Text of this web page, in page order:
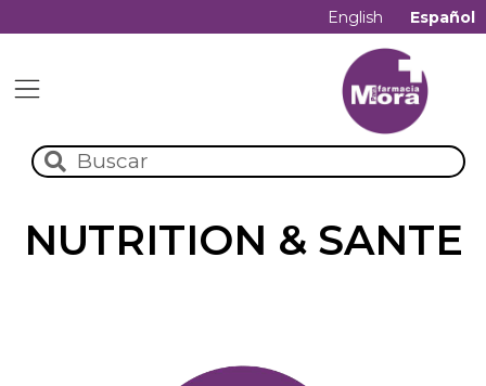
English Español
NUTRITION & SANTE